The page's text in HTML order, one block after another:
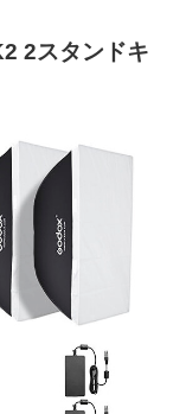
2スタンドキ